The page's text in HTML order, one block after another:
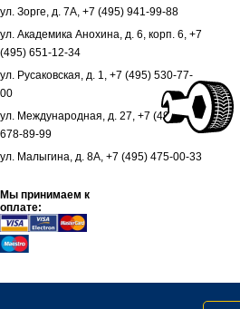
ул. Зорге, д. 7А, +7 (495) 941-99-88
ул. Академика Анохина, д. 6, корп. 6, +7
(495) 651-12-34
ул. Русаковская, д. 1, +7 (495) 530-77-
00
ул. Международная, д. 27, +7 (495)
678-89-99
ул. Малыгина, д. 8А, +7 (495) 475-00-33
Мы принимаем к
оплате: